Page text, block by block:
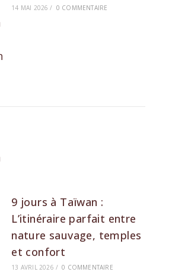
14 MAI 2026 / 0 COMMENTAIRE
9 jours à Taïwan :
L’itinéraire parfait entre
nature sauvage, temples
et confort
13 AVRIL 2026 / 0 COMMENTAIRE